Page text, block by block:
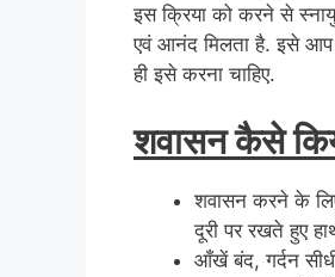
इस क्रिया को करने से स्नायु
एवं आनंद मिलता है. इसे
ही इसे करना चाहिए.
शवासन कैसे
शवासन करने के
दूरी पर रखते हुए
आँखें बंद, गर्दन